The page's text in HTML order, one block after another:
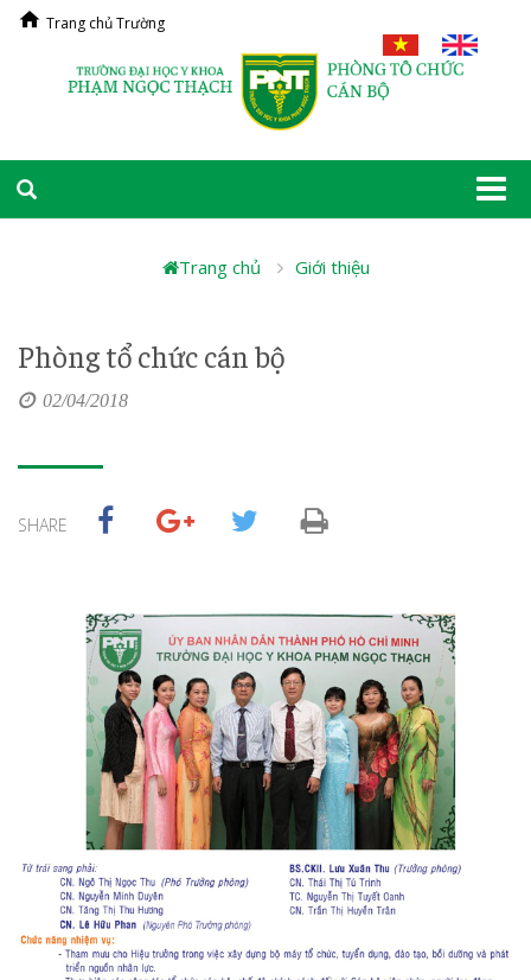
Trang chủ Trường
Trang chủ Giới thiệu
Phòng tổ chức cán bộ
02/04/2018
SHARE